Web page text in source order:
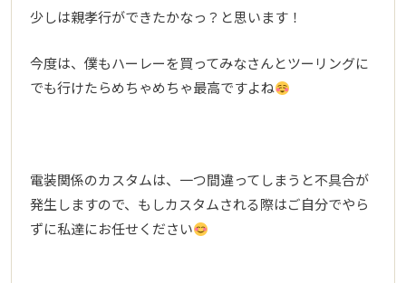
少しは親孝行ができたかなっ？と思います！
今度は、僕もハーレーを買ってみなさんとツーリングに
でも行けたらめちゃめちゃ最高ですよね
電装関係のカスタムは、一つ間違ってしまうと不具合が
発生しますので、もしカスタムされる際はご自分でやら
ずに私達にお任せください